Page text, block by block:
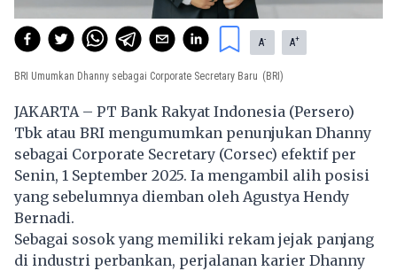
A- A+
BRI Umumkan Dhanny sebagai Corporate Secretary Baru (BRI)
JAKARTA – PT Bank Rakyat Indonesia (Persero)
Tbk atau BRI mengumumkan penunjukan Dhanny
sebagai Corporate Secretary (Corsec) efektif per
Senin, 1 September 2025. Ia mengambil alih posisi
yang sebelumnya diemban oleh Agustya Hendy
Bernadi.
Sebagai sosok yang memiliki rekam jejak panjang
di industri perbankan, perjalanan karier Dhanny